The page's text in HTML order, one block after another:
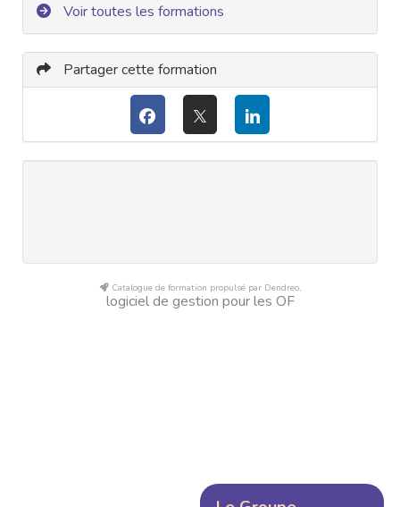
Voir toutes les formations
Partager cette formation
Catalogue de formation propulsé par Dendreo,
logiciel de gestion pour les OF